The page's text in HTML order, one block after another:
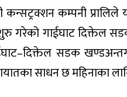
कन्सट्रक्शन कम्पनी
गरेको गाईघाट दिक्तेल
सडक
साधन छ महिनाका